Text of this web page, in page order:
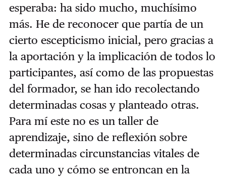
esperaba: ha sido mucho, muchísimo
más. He de reconocer que partía de un
cierto escepticismo inicial, pero gracias a
la aportación y la implicación de todos lo
participantes, así como de las propuestas
del formador, se han ido recolectando
determinadas cosas y planteado otras.
Para mí este no es un taller de
aprendizaje, sino de reflexión sobre
determinadas circunstancias vitales de
cada uno y cómo se entroncan en la